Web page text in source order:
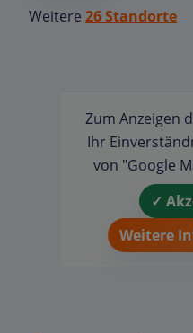
Weitere 26 Standorte
Zum Anzeigen
Ihr
von "Google
✓
Weitere